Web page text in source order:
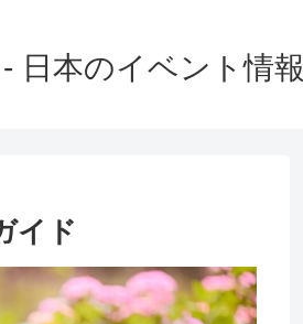
日本のイベント情報
イド